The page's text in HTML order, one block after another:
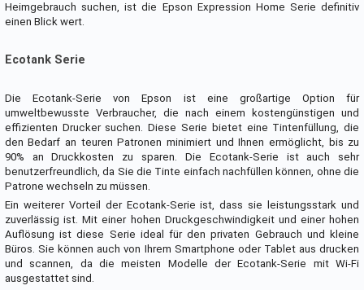
Heimgebrauch suchen, ist die Epson Expression Home Serie definitiv
einen Blick wert.
Ecotank Serie
Die Ecotank-Serie von Epson ist eine großartige Option für
umweltbewusste Verbraucher, die nach einem kostengünstigen und
effizienten Drucker suchen. Diese Serie bietet eine Tintenfüllung, die
den Bedarf an teuren Patronen minimiert und Ihnen ermöglicht, bis zu
90% an Druckkosten zu sparen. Die Ecotank-Serie ist auch sehr
benutzerfreundlich, da Sie die Tinte einfach nachfüllen können, ohne die
Patrone wechseln zu müssen.
Ein weiterer Vorteil der Ecotank-Serie ist, dass sie leistungsstark und
zuverlässig ist. Mit einer hohen Druckgeschwindigkeit und einer hohen
Auflösung ist diese Serie ideal für den privaten Gebrauch und kleine
Büros. Sie können auch von Ihrem Smartphone oder Tablet aus drucken
und scannen, da die meisten Modelle der Ecotank-Serie mit Wi-Fi
ausgestattet sind.